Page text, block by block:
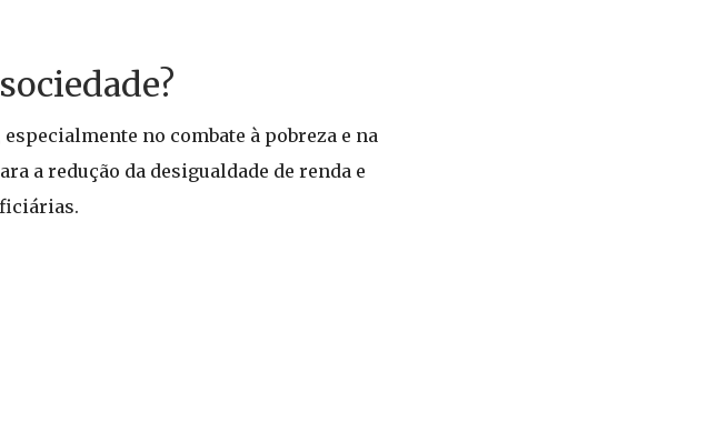
no combate à pobreza e na
a redução da desigualdade de renda e